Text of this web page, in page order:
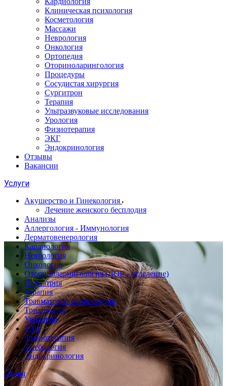
Клиническая психология
Косметология
Массажи
Неврология
Онкология
Ортопедия
Оториноларингология
Процедуры
Сосудистая хирургия
Сургитрон
Терапия
Ультразвуковые исследования
Урология
Физиотерапия
ЭКГ
Эндокринология
Отзывы
Вакансии
Услуги
Акушерство и Гинекология
Лечение женского бесплодия
Анализы
Аллергология - Иммунология
Дерматовенерология
Кардиология
Неврология
Онкология
Оториноларингология (ЛОР - отделение)
Педиатрия
Терапия
Травматология-ортопедия
Трихология
Урология
УЗИ
Физиотерапия
Флебология
Эндокринология
Цены